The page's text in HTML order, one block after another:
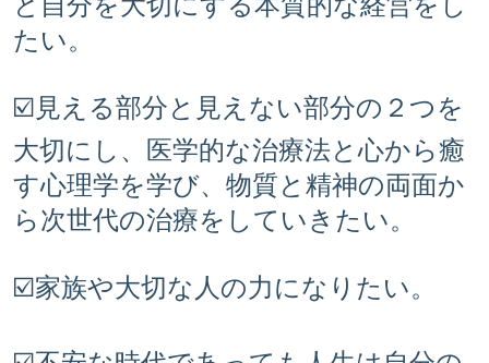
たい。
☑️見える部分と見えない部分の２つを
大切にし、医学的な治療法と心から癒
す心理学を学び、物質と精神の両面か
ら次世代の治療をしていきたい。
☑️家族や大切な人の力になりたい。